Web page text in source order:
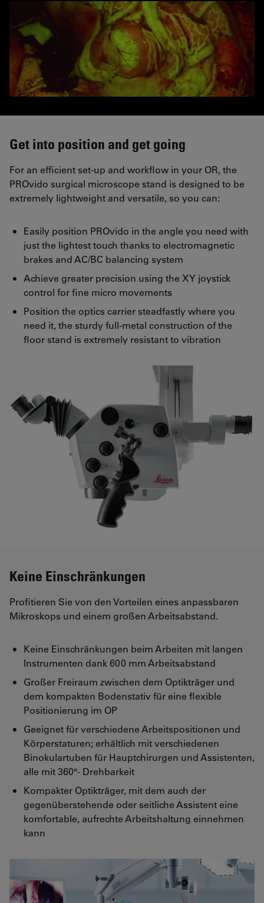
Get into position and get going
For an efficient set-up and workflow in your OR, the
PROvido surgical microscope stand is designed to be
extremely lightweight and versatile, so you can:
Easily position PROvido in the angle you need with
just the lightest touch thanks to electromagnetic
brakes and AC/BC balancing system
Achieve greater precision using the XY joystick
control for fine micro movements
Position the optics carrier steadfastly where you
need it, the sturdy full-metal construction of the
floor stand is extremely resistant to vibration
Keine Einschränkungen
Profitieren Sie von den Vorteilen eines anpassbaren
Mikroskops und einem großen Arbeitsabstand.
Keine Einschränkungen beim Arbeiten mit langen
Instrumenten dank 600 mm Arbeitsabstand
Großer Freiraum zwischen dem Optikträger und
dem kompakten Bodenstativ für eine flexible
Positionierung im OP
Geeignet für verschiedene Arbeitspositionen und
Körperstaturen; erhältlich mit verschiedenen
Binokulartuben für Hauptchirurgen und Assistenten,
alle mit 360°- Drehbarkeit
Kompakter Optikträger, mit dem auch der
gegenüberstehende oder seitliche Assistent eine
komfortable, aufrechte Arbeitshaltung einnehmen
kann